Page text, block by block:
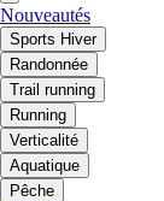
Nouveautés
Sports Hiver
Randonnée
Trail running
Running
Verticalité
Aquatique
Pêche